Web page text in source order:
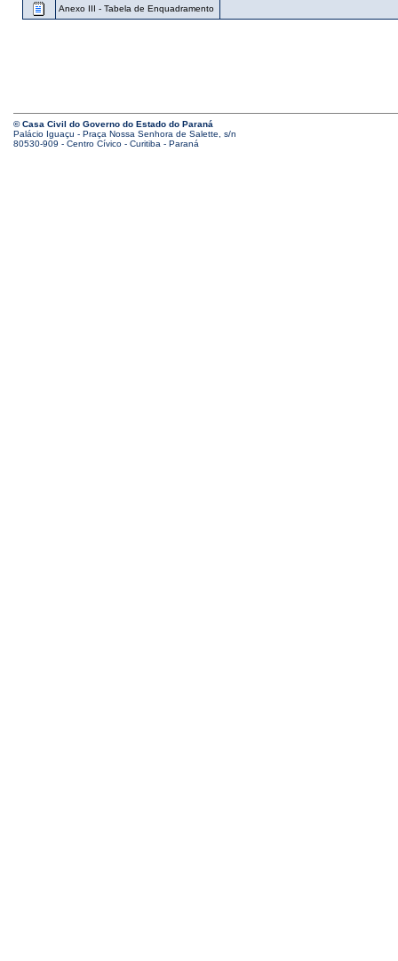
Anexo III - Tabela de Enquadramento
© Casa Civil do Governo do Estado do Paraná
Palácio Iguaçu - Praça Nossa Senhora de Salette, s/n
80530-909 - Centro Cívico - Curitiba - Paraná